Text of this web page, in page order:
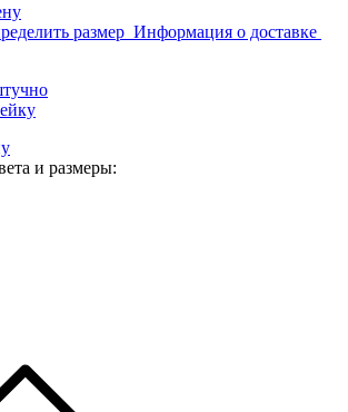
размер Информация о доставке
и размеры: